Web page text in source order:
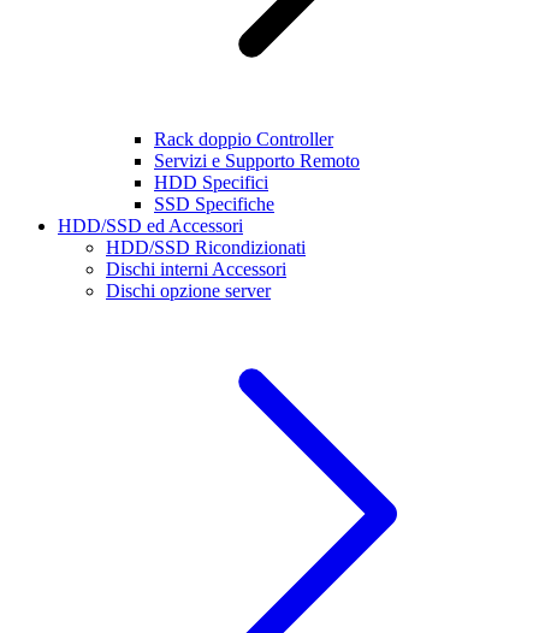
Rack doppio Controller
Servizi e Supporto Remoto
HDD Specifici
SSD Specifiche
HDD/SSD ed Accessori
HDD/SSD Ricondizionati
Dischi interni Accessori
Dischi opzione server